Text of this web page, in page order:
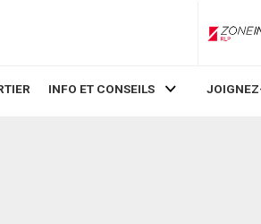
INFO ET CONSEILS